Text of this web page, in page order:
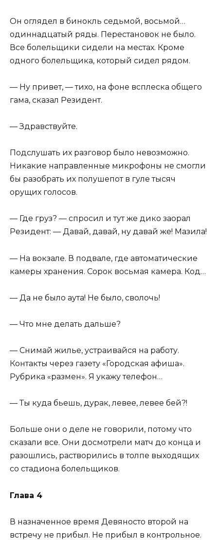
Он оглядел в бинокль седьмой, восьмой…
одиннадцатый ряды. Перестановок не было.
Все болельщики сидели на местах. Кроме
одного болельщика, который сидел рядом.
— Ну привет, — тихо, на фоне всплеска общего
гама, сказал Резидент.
— Здравствуйте.
Подслушать их разговор было невозможно.
Никакие направленные микрофоны не смогли
бы разобрать их полушепот в гуле тысяч
орущих голосов.
— Где груз? — спросил и тут же дико заорал
Резидент: — Давай, давай, ну давай же! Мазила!
— На вокзале. В подвале, где автоматические
камеры хранения. Сорок восьмая камера. Код…
— Да не было аута! Не было, сволочь!
— Что мне делать дальше?
— Снимай жилье, устраивайся на работу.
Контакты через газету «Городская афиша».
Рубрика «размен». Я укажу телефон…
— Ты куда бьешь, дурак, левее, левее бей?!
Больше они о деле не говорили, потому что
сказали все. Они досмотрели матч до конца и
разошлись, растворились в толпе выходящих
со стадиона болельщиков.
Глава 4
В назначенное время Девяносто второй на
встречу не прибыл. Не прибыл в контрольное.